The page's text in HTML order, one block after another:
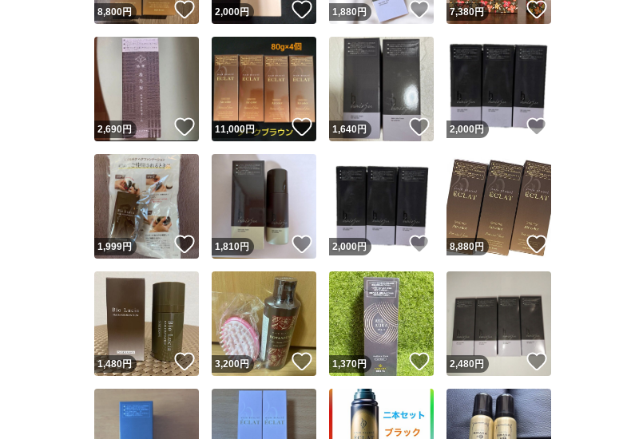
8,800円 いいね！
2,000円 いいね！
1,880円 いいね！
7,380円
2,690円 いいね！
11,000円 いいね！
1,640円 いいね！
2,000円
1,999円 いいね！
1,810円 いいね！
2,000円 いいね！
8,880円
1,480円 いいね！
3,200円 いいね！
1,370円 いいね！
2,480円